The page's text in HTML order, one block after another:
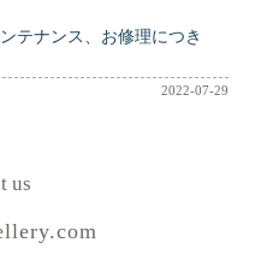
テナンス、お修理につき
2022-07-29
us